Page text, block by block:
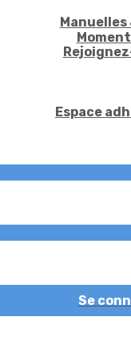
Espace
Se